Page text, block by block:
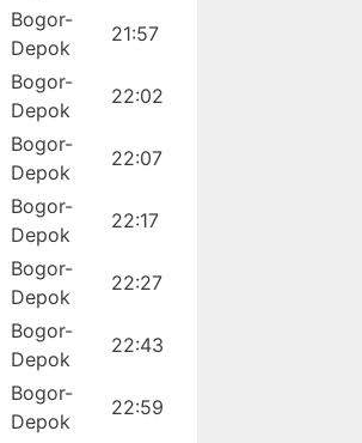
Bogor-
Depok
21:57
Bogor-
Depok
22:02
Bogor-
Depok
22:07
Bogor-
Depok
22:17
Bogor-
Depok
22:27
Bogor-
Depok
22:43
Bogor-
Depok
22:59